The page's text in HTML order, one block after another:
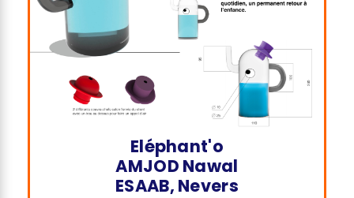
Eléphant'o
AMJOD Nawal
ESAAB, Nevers